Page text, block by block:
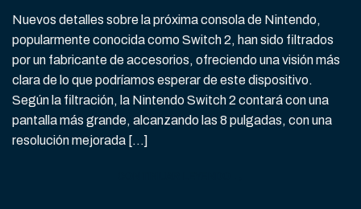
Nuevos detalles sobre la próxima consola de Nintendo,
popularmente conocida como Switch 2, han sido filtrados
por un fabricante de accesorios, ofreciendo una visión más
clara de lo que podríamos esperar de este dispositivo.
Según la filtración, la Nintendo Switch 2 contará con una
pantalla más grande, alcanzando las 8 pulgadas, con una
resolución mejorada […]